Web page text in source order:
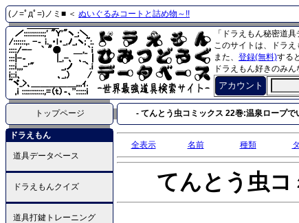
(ノ=ﾟдﾟ=)ノミ■ ＜ ぬいぐるみコートと詰め物～!!
「ドラえもん秘密道
このサイトは、ドラえ
また、 登録(無料)する
ドラえもん好きのみ
アカウント
トップページ - てんとう虫コミックス 22巻:温泉ロープ
ドラえもん
道具データベース
ドラえもんクイズ
道具打鍵トレーニング
全表示 名前 種類
てんとう虫コ